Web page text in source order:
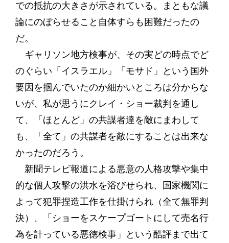
での抵抗の大きさが示されている。まともな議
論にのぼらせること自体すらも困難だったの
だ。
ギャリソン地方検事が、その実どの時点でど
のぐらい「イスラエル」「モサド」という国外
要因を掴んでいたのか細かいところは分からな
いが、私が思うにクレイ・ショー裁判を通し
て、「ほとんど」の共謀者達を敵にまわして
も、「全て」の共謀者を敵にすることは出来な
かったのだろう。
新聞テレビ報道による悪意の人格攻撃や集中
的な個人攻撃の洪水を浴びせられ、国家機関に
よって犯罪捏造工作を仕掛けられ（全て無罪判
決）、「ショーをスケープゴートにして売名行
為を計っている悪徳検事」という酷評まで出て